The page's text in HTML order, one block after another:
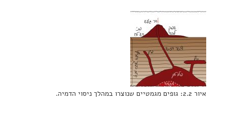
איור 2.2: גופים מגמטיים שנוצרו במהלך ניסוי הדמיה.